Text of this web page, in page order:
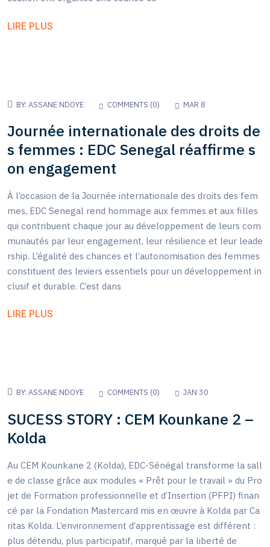
LIRE PLUS
BY: ASSANE NDOYE COMMENTS (0) MAR 8
Journée internationale des droits de
s femmes : EDC Senegal réaffirme s
on engagement
À l’occasion de la Journée internationale des droits des fem
mes, EDC Senegal rend hommage aux femmes et aux filles
qui contribuent chaque jour au développement de leurs com
munautés par leur engagement, leur résilience et leur leade
rship. L’égalité des chances et l’autonomisation des femmes
constituent des leviers essentiels pour un développement in
clusif et durable. C’est dans
LIRE PLUS
BY: ASSANE NDOYE COMMENTS (0) JAN 30
SUCESS STORY : CEM Kounkane 2 –
Kolda
Au CEM Kounkane 2 (Kolda), EDC-Sénégal transforme la sall
e de classe grâce aux modules « Prêt pour le travail » du Pro
jet de Formation professionnelle et d’Insertion (PFPI) finan
cé par la Fondation Mastercard mis en œuvre à Kolda par Ca
ritas Kolda. L’environnement d’apprentissage est différent :
plus détendu, plus participatif, marqué par la liberté de